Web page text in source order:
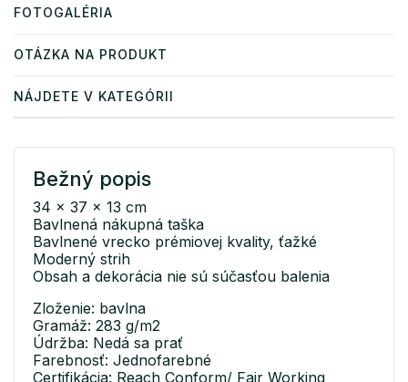
FOTOGALÉRIA
OTÁZKA NA PRODUKT
NÁJDETE V KATEGÓRII
Bežný popis
34 x 37 x 13 cm
Bavlnená nákupná taška
Bavlnené vrecko prémiovej kvality, ťažké
Moderný strih
Obsah a dekorácia nie sú súčasťou balenia
Zloženie: bavlna
Gramáž: 283 g/m2
Údržba: Nedá sa prať
Farebnosť: Jednofarebné
Certifikácia: Reach Conform/ Fair Working